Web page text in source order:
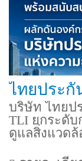
บริษัท ไทยป
TLI ยกระดั
ดูแลสิ่งแวดล้